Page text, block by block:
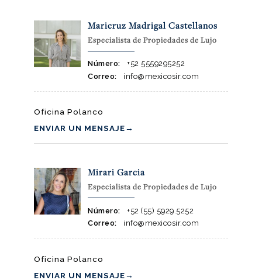
Maricruz Madrigal Castellanos
Especialista de Propiedades de Lujo
Número:
+52 5559295252
Correo:
info@mexicosir.com
Oficina Polanco
ENVIAR UN MENSAJE→
Mirari Garcia
Especialista de Propiedades de Lujo
Número:
+52 (55) 5929.5252
Correo:
info@mexicosir.com
Oficina Polanco
ENVIAR UN MENSAJE→